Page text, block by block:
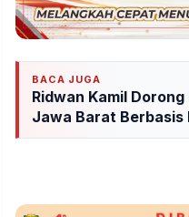
BACA JUGA
Ridwan Kamil
Jawa Barat Berbasis